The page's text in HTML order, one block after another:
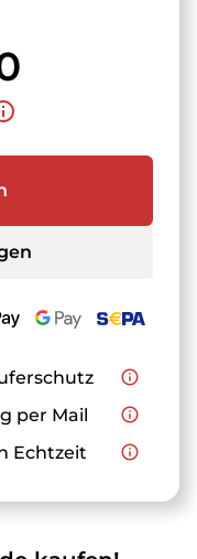
info_outline
per Mail
info_outline
Echtzeit info_outline